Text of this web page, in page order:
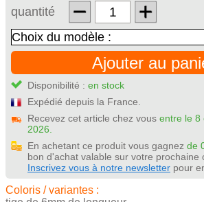
quantité
Ajouter au
Disponibilité : en stock
Expédié depuis la France.
Recevez cet article chez vous entre le 8
2026.
En achetant ce produit vous gagnez de
bon d'achat valable sur votre prochaine
Inscrivez vous à notre newsletter pour
Coloris / variantes :